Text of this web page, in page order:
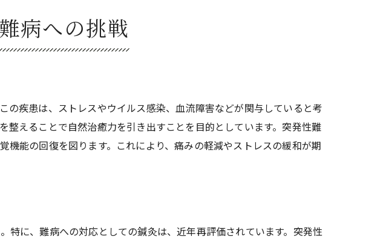
学的根拠と実例
的な影響
比較
果
病への挑戦
疾患は、ストレスやウイルス感染、血流障害などが関与していると考
えることで自然治癒力を引き出すことを目的としています。突発性難
能の回復を図ります。これにより、痛みの軽減やストレスの緩和が期
に、難病への対応としての鍼灸は、近年再評価されています。突発性